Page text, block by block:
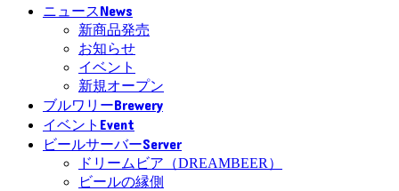
ニュースNews
新商品発売
お知らせ
イベント
新規オープン
ブルワリーBrewery
イベント Event
ビールサーバーServer
ドリームビア（DREAMBEER）
ビールの縁側